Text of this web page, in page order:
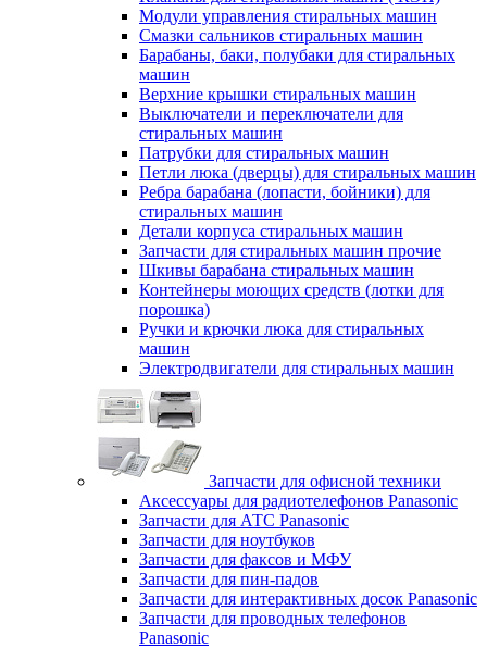
Модули управления стиральных машин
Смазки сальников стиральных машин
Барабаны, баки, полубаки для стиральных
машин
Верхние крышки стиральных машин
Выключатели и переключатели для
стиральных машин
Патрубки для стиральных машин
Петли люка (дверцы) для стиральных машин
Ребра барабана (лопасти, бойники) для
стиральных машин
Детали корпуса стиральных машин
Запчасти для стиральных машин прочие
Шкивы барабана стиральных машин
Контейнеры моющих средств (лотки для
порошка)
Ручки и крючки люка для стиральных
машин
Электродвигатели для стиральных машин
Запчасти для офисной техники
Аксессуары для радиотелефонов Panasonic
Запчасти для АТС Panasonic
Запчасти для ноутбуков
Запчасти для факсов и МФУ
Запчасти для пин-падов
Запчасти для интерактивных досок Panasonic
Запчасти для проводных телефонов
Panasonic